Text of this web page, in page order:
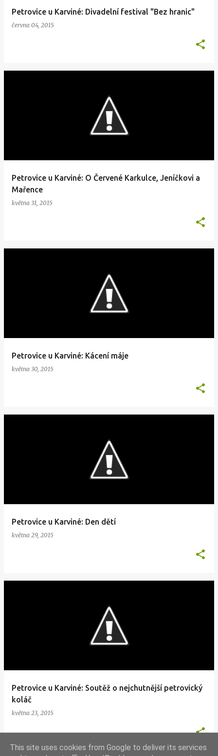
Petrovice u Karviné: Divadelní festival "Bez hranic"
června 04, 2015
Petrovice u Karviné: O Červené Karkulce, Jeníčkovi a
Mařence
května 31, 2015
Petrovice u Karviné: Kácení máje
května 30, 2015
Petrovice u Karviné: Den dětí
května 29, 2015
Petrovice u Karviné: Soutěž o nejchutnější petrovický
koláč
května 23, 2015
This site uses cookies from Google to deliver its services